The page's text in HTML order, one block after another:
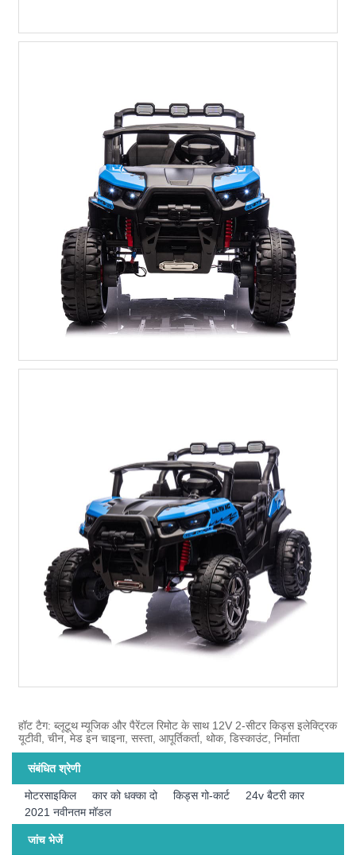
हॉट टैग: ब्लूटूथ म्यूजिक और पैरेंटल रिमोट के साथ 12V 2-सीटर किड्स इलेक्ट्रिक
यूटीवी, चीन, मेड इन चाइना, सस्ता, आपूर्तिकर्ता, थोक, डिस्काउंट, निर्माता
संबंधित श्रेणी
मोटरसाइकिल कार को धक्का दो किड्स गो-कार्ट
24v बैटरी कार
2021 नवीनतम मॉडल
जांच भेजें